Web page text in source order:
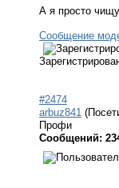
А я просто
Сообщение
#2474
arbuz841
Профи
Сообщений: